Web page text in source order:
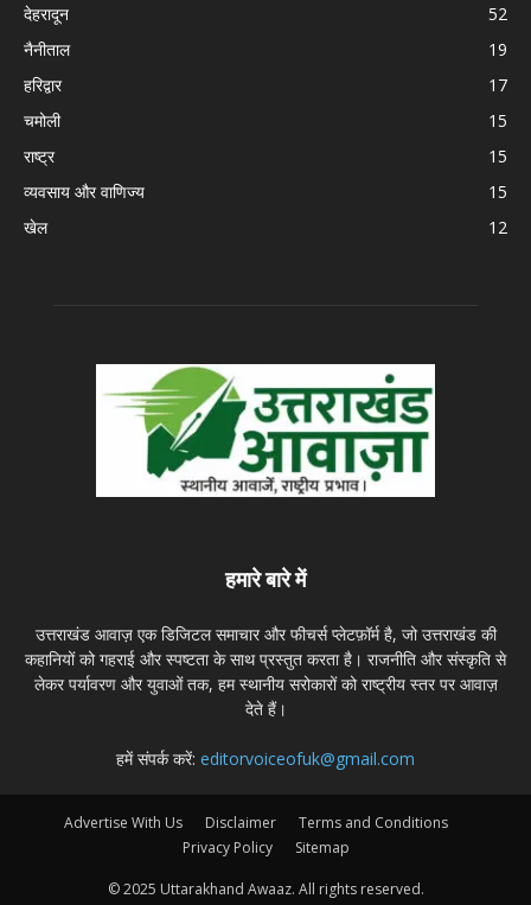
देहरादून
52
नैनीताल
19
हरिद्वार
17
चमोली
15
राष्ट्र
15
व्यवसाय और वाणिज्य
15
खेल
12
हमारे बारे में
उत्तराखंड आवाज़ एक डिजिटल समाचार और फीचर्स प्लेटफ़ॉर्म है, जो उत्तराखंड की
कहानियों को गहराई और स्पष्टता के साथ प्रस्तुत करता है। राजनीति और संस्कृति से
लेकर पर्यावरण और युवाओं तक, हम स्थानीय सरोकारों को राष्ट्रीय स्तर पर आवाज़
देते हैं।
हमें संपर्क करें: editorvoiceofuk@gmail.com
Advertise With Us Disclaimer
Terms and Conditions
Privacy Policy
Sitemap
© 2025 Uttarakhand Awaaz. All rights reserved.